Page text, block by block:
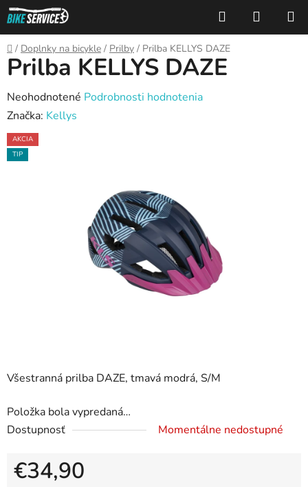
Prejsť
na
obsah
Hľadať
KOŠÍK
Domov
/ Doplnky na bicykle / Prilby / Prilba KELLYS DAZE
Všestranná prilba DAZE, tmavá modrá, S/M
Položka bola vypredaná…
Dostupnosť
Momentálne nedostupné
€34,90
Prilba KELLYS DAZE
Priemerné
hodnotenie
produktu
je
Neohodnotené Podrobnosti hodnotenia
Značka: Kellys
AKCIA
TIP